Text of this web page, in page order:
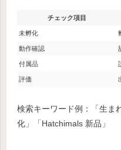
チェック項目
未孵化
動作確認
付属品
評価
検索キーワード例：「生ま
化」「Hatchimals 新品」